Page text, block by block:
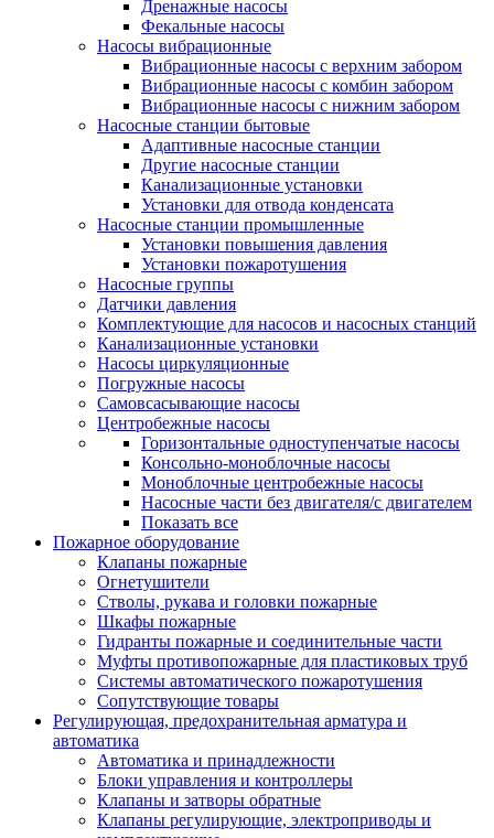
Дренажные насосы
Фекальные насосы
Насосы вибрационные
Вибрационные насосы с верхним забором
Вибрационные насосы с комбин забором
Вибрационные насосы с нижним забором
Насосные станции бытовые
Адаптивные насосные станции
Другие насосные станции
Канализационные установки
Установки для отвода конденсата
Насосные станции промышленные
Установки повышения давления
Установки пожаротушения
Насосные группы
Датчики давления
Комплектующие для насосов и насосных станций
Канализационные установки
Насосы циркуляционные
Погружные насосы
Самовсасывающие насосы
Центробежные насосы
Горизонтальные одноступенчатые насосы
Консольно-моноблочные насосы
Моноблочные центробежные насосы
Насосные части без двигателя/с двигателем
Показать все
Пожарное оборудование
Клапаны пожарные
Огнетушители
Стволы, рукава и головки пожарные
Шкафы пожарные
Гидранты пожарные и соединительные части
Муфты противопожарные для пластиковых труб
Системы автоматического пожаротушения
Сопутствующие товары
Регулирующая, предохранительная арматура и
автоматика
Автоматика и принадлежности
Блоки управления и контроллеры
Клапаны и затворы обратные
Клапаны регулирующие, электроприводы и